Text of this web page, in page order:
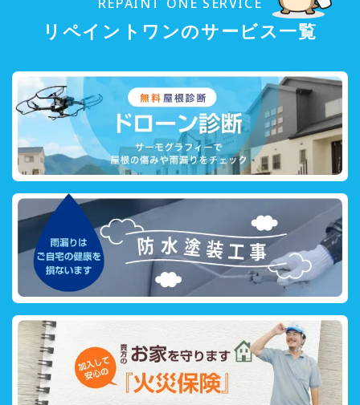
リペイントワンのサービス一覧